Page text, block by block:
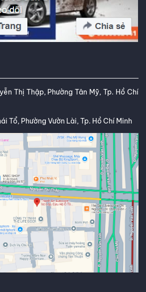
Thị Thập, Phường Tân Mỹ, Tp. Hồ Chí
Tổ, Phường Vườn Lài, Tp. Hồ Chí Minh